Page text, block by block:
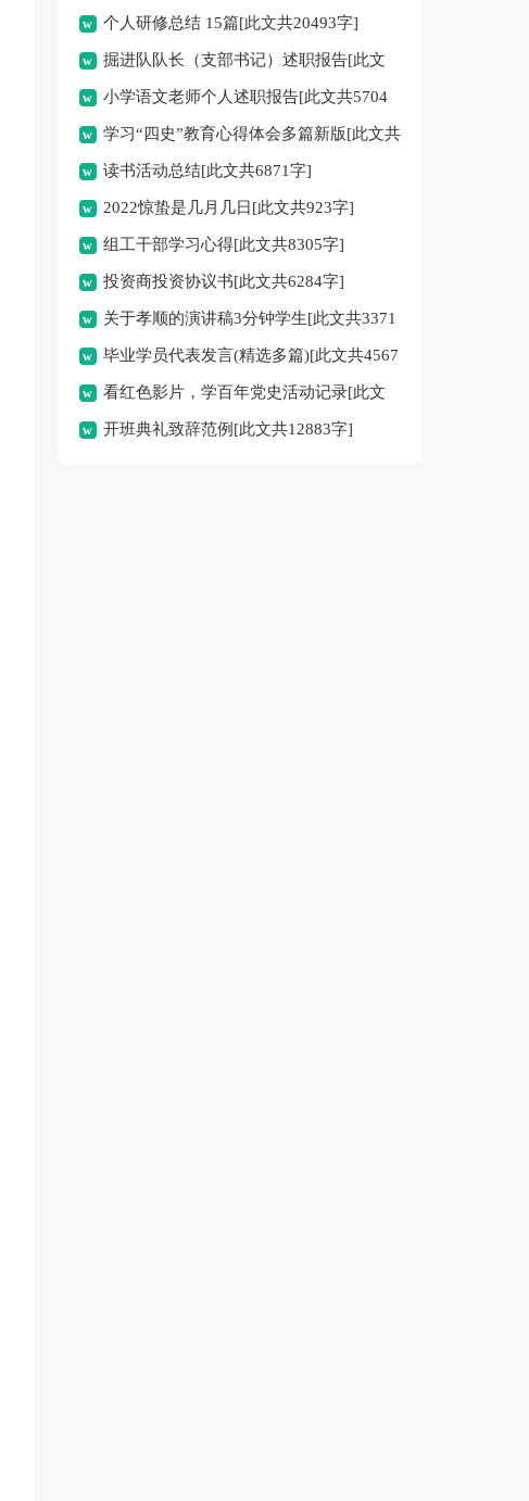
个人研修总结 15篇[此文共20493字]
掘进队队长（支部书记）述职报告[此文
共1735字]
小学语文老师个人述职报告[此文共5704
字] 学习“四史”教育心得体会多篇新版[此文共
3419字]
读书活动总结[此文共6871字]
2022惊蛰是几月几日[此文共923字]
组工干部学习心得[此文共8305字]
投资商投资协议书[此文共6284字]
关于孝顺的演讲稿3分钟学生[此文共3371
字] 毕业学员代表发言(精选多篇)[此文共4567
字] 看红色影片，学百年党史活动记录[此文
共525字]
开班典礼致辞范例[此文共12883字]